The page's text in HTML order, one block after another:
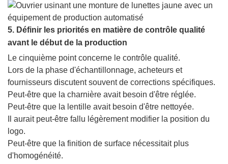
5. Définir les priorités en matière de contrôle qualité
avant le début de la production
Le cinquième point concerne le contrôle qualité.
Lors de la phase d'échantillonnage, acheteurs et
fournisseurs discutent souvent de corrections spécifiques.
Peut-être que la charnière avait besoin d'être réglée.
Peut-être que la lentille avait besoin d'être nettoyée.
Il aurait peut-être fallu légèrement modifier la position du
logo.
Peut-être que la finition de surface nécessitait plus
d'homogénéité.